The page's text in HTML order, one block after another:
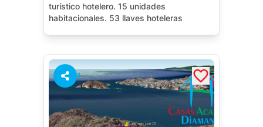
turístico hotelero. 15 unidades
habitacionales. 53 llaves hoteleras
1